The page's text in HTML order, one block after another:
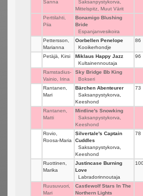
Sanna
Saksanpystykorva,
Mittelspitz, Muut Värit
Perttilahti,
Piia
Bonamigo Blushing
Bride
Espanjanvesikoira
Pettersson,
Marianna
Oorbellen Penelope
Kooikerhondje
86
Petäjä, Kirsi
Miklaus Happy Jazz
Kultainennoutaja
96
Ramstadius-
Vainio, Irina
Sky Bridge Bb King
Bokseri
Rantanen,
Mari
Bärchen Abenteurer
Saksanpystykorva,
Keeshond
73
Rantanen,
Matti
Mintline's Snowking
Saksanpystykorva,
Keeshond
Rovio,
Roosa-Maria
Silvertale's Captain
Cuddles
Saksanpystykorva,
Keeshond
78
Ruottinen,
Marika
Justincase Burning
Love
Labradorinnoutaja
Ruusuvuori,
Mari
Castlewolf Stars In The
Northern Lights